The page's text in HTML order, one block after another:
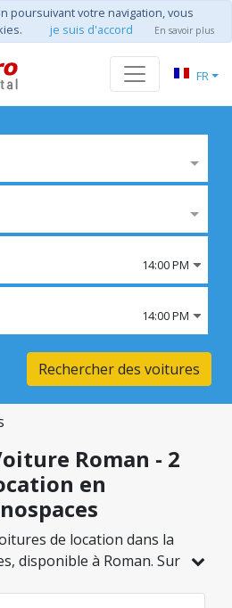
poursuivant votre navigation, vous
je suis d'accord En savoir plus
FR
14:00 PM
14:00 PM
Rechercher des voitures
Roman - 2
en
de location dans la
disponible à Roman. Sur